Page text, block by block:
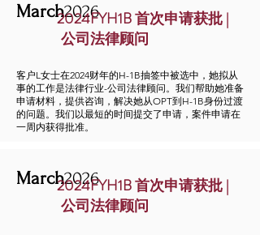
March2026
2024FYH1B 首次申请获批 |
公司法律顾问
客户L女士在2024财年的H-1B抽签中被选中，她拟从
事的工作是法律行业-公司法律顾问。我们帮助她准备
申请材料，提供咨询，解决她从OPT到H-1B身份过渡
的问题。我们以最短的时间提交了申请，案件申请在
一周内获得批准。
March2026
2024FYH1B 首次申请获批 |
公司法律顾问